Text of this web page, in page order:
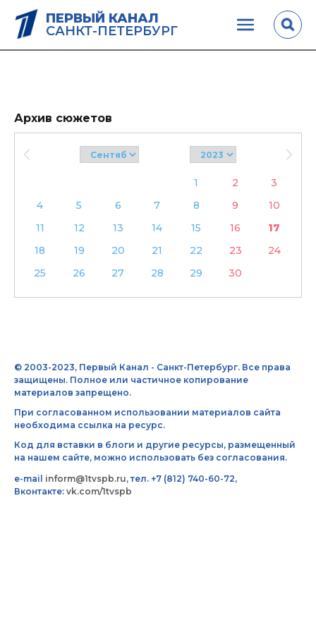
ПЕРВЫЙ КАНАЛ
САНКТ-ПЕТЕРБУРГ
Архив сюжетов
1 2
3
4
5 6 7 8 9
10
11
12 13 14 15 16
17
18
19 20 21 22 23
24
25
26 27 28 29 30
© 2003-2023, Первый Канал - Санкт-Петербург. Все права
защищены. Полное или частичное копирование
материалов запрещено.
При согласованном использовании материалов сайта
необходима ссылка на ресурс.
Код для вставки в блоги и другие ресурсы, размещенный
на нашем сайте, можно использовать без согласования.
e-mail inform@1tvspb.ru, тел. +7 (812) 740-60-72,
Вконтакте: vk.com/1tvspb